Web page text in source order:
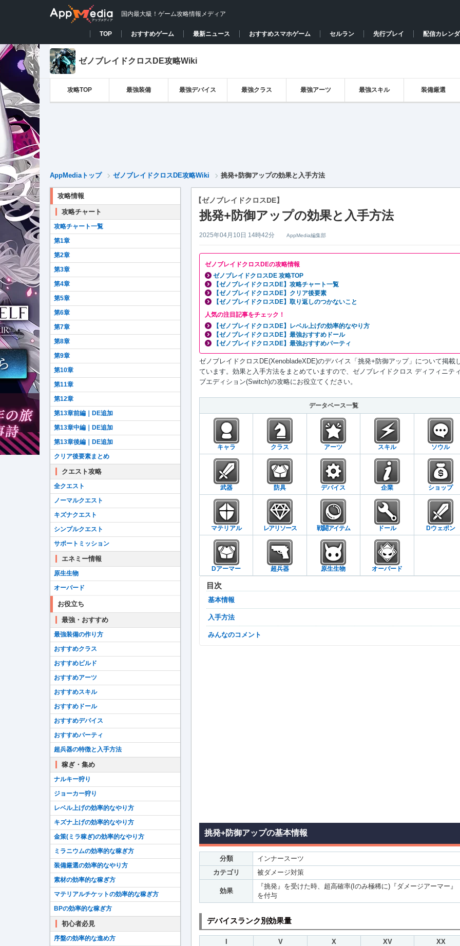
国内最大級！ゲーム攻略情報メディア
TOP おすすめゲーム 最新ニュース おすすめスマホゲーム セルラン 先行プレイ 配信カレン
ゼノブレイドクロスDE攻略Wiki
攻略TOP 最強装備 最強デバイス 最強クラス 最強アーツ 最強スキル 装備厳選
AppMediaトップ ゼノブレイドクロスDE攻略Wiki 挑発+防御アップの効果と入手方法
【ゼノブレイドクロスDE】
挑発+防御アップの効果と入手方法
2025年04月10日 14時42分 AppMedia編集部
ゼノブレイドクロスDEの攻略情報
ゼノブレイドクロスDE 攻略TOP
【ゼノブレイドクロスDE】攻略チャート一覧
【ゼノブレイドクロスDE】クリア後要素
【ゼノブレイドクロスDE】取り返しのつかないこと
人気の注目記事をチェック！
【ゼノブレイドクロスDE】レベル上げの効率的なやり方
【ゼノブレイドクロスDE】最強おすすめドール
【ゼノブレイドクロスDE】最強おすすめパーティ
ゼノブレイドクロスDE(XenobladeXDE)のデバイス「挑発+防御アップ」について掲載
ています。効果と入手方法をまとめていますので、ゼノブレイドクロス ディフィニティ
ブエディション(Switch)の攻略にお役立てください。
データベース一覧
キャラ クラス アーツ スキル ソウル
武器 防具 デバイス 企業 ショップ
マテリアル レアリソース 戦闘アイテム ドール Dウェポン
Dアーマー 超兵器 原生生物 オーバード
目次
基本情報
入手方法
みんなのコメント
挑発+防御アップの基本情報
分類
インナースーツ
カテゴリ
被ダメージ対策
効果
『挑発』を受けた時、超高確率(Iのみ極稀に)『ダメージアーマー』
を付与
デバイスランク別効果量
V X XV
XX
攻略情報
攻略チャート
攻略チャート一覧
第1章
第2章
第3章
第4章
第5章
第6章
第7章
第8章
第9章
第10章
第11章
第12章
第13章前編｜DE追加
第13章中編｜DE追加
第13章後編｜DE追加
クリア後要素まとめ
クエスト攻略
全クエスト
ノーマルクエスト
キズナクエスト
シンプルクエスト
サポートミッション
エネミー情報
原生生物
オーバード
お役立ち
最強・おすすめ
最強装備の作り方
おすすめクラス
おすすめビルド
おすすめアーツ
おすすめスキル
おすすめドール
おすすめデバイス
おすすめパーティ
超兵器の特徴と入手方法
稼ぎ・集め
ナルキー狩り
ジョーカー狩り
レベル上げの効率的なやり方
キズナ上げの効率的なやり方
金策(ミラ稼ぎ)の効率的なやり方
ミラニウムの効率的な稼ぎ方
装備厳選の効率的なやり方
素材の効率的な稼ぎ方
マテリアルチケットの効率的な稼ぎ方
BPの効率的な稼ぎ方
初心者必見
序盤の効率的な進め方